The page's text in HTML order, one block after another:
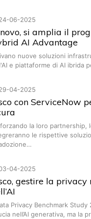
06-2025
si amplia il
AI Advantage
nuove soluzioni
e piattaforme di AI ibrida
04-2025
con ServiceNow
la loro partnership,
le rispettive
04-2025
gestire la privacy
Privacy Benchmark
nell’AI generativa, ma la